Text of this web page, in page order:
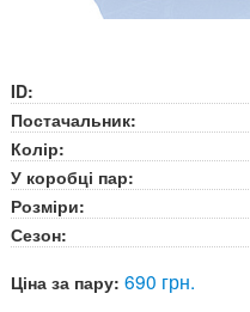
ID:
Постачальник:
Колір:
У коробці пар:
Розміри:
Сезон:
Ціна за пару: 690 грн.